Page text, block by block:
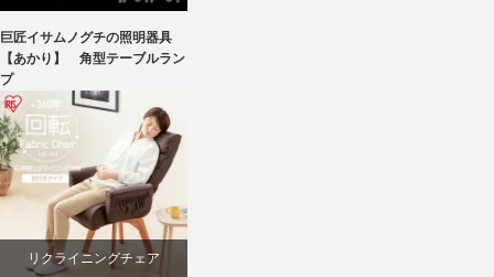
国産
照明器具
巨匠イサムノグチの照明器具
【あかり】 角型テーブルラン
プ
リクライニングチェア